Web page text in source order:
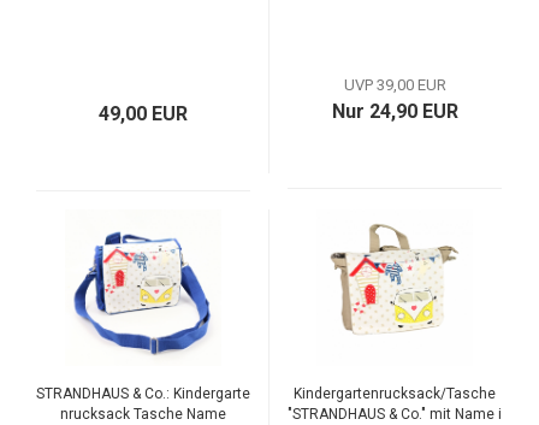
49,00 EUR
UVP 39,00 EUR
Nur 24,90 EUR
STRANDHAUS & Co.: Kindergarte
nrucksack Tasche Name
Kindergartenrucksack/Tasche
"STRANDHAUS & Co." mit Name i